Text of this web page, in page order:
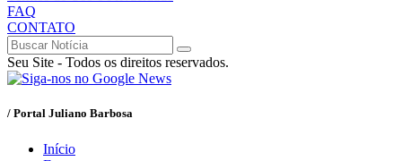
FAQ
CONTATO
Seu Site - Todos os direitos reservados.
/ Portal Juliano Barbosa
Início